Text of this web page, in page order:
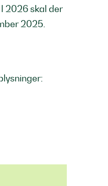
2026 skal der
2025.